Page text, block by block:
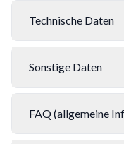
Technische Daten
Sonstige Daten
FAQ (allgemeine